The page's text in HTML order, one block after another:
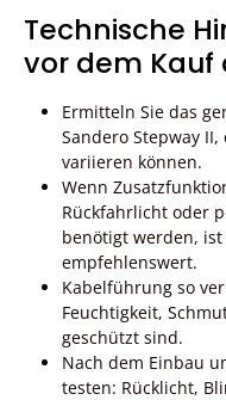
Technische
vor dem
Ermitteln Sie das
Sandero Stepway
variieren können.
Wenn
Rückfahrlicht oder
benötigt werden,
empfehlenswert.
Kabelführung so
Feuchtigkeit,
geschützt sind.
Nach dem Einbau
testen: Rücklicht,